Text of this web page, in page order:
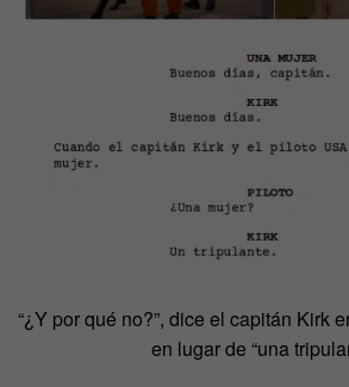
“¿Y por qué no?”, dice el capitán Kirk
en lugar de “una